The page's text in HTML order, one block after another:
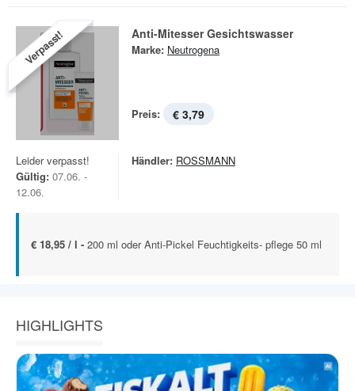
Verpasst! Anti-Mitesser Gesichtswasser
Marke: Neutrogena
Preis: € 3,79
Leider verpasst!
Gültig: 07.06. -
12.06.
Händler: ROSSMANN
€ 18,95 / l - 200 ml oder Anti-Pickel Feuchtigkeits- pflege 50 ml
HIGHLIGHTS